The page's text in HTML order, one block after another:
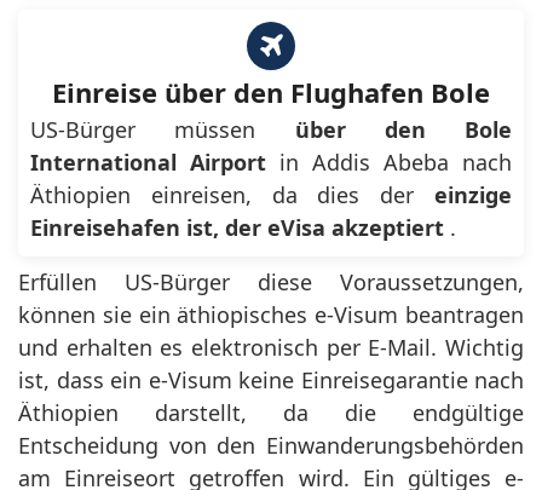
Einreise über den Flughafen Bole
US-Bürger müssen über den Bole
International Airport in Addis Abeba nach
Äthiopien einreisen, da dies der einzige
Einreisehafen ist, der eVisa akzeptiert .
Erfüllen US-Bürger diese Voraussetzungen,
können sie ein äthiopisches e-Visum beantragen
und erhalten es elektronisch per E-Mail. Wichtig
ist, dass ein e-Visum keine Einreisegarantie nach
Äthiopien darstellt, da die endgültige
Entscheidung von den Einwanderungsbehörden
am Einreiseort getroffen wird. Ein gültiges e-